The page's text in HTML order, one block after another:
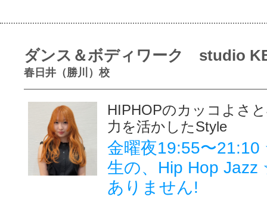
ダンス＆ボディワーク studio
春日井（勝川）校
HIPHOPのカッコよさ
力を活かしたStyle
金曜夜19:55〜
生の、Hip Hop
ありません!